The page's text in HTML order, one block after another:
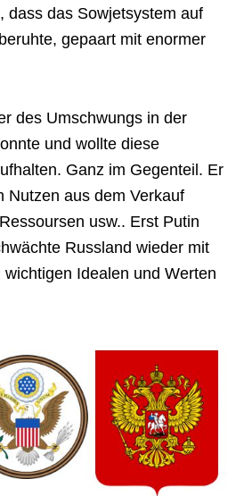
dass das Sowjetsystem auf
gepaart mit enormer
des Umschwungs in der
und wollte diese
Ganz im Gegenteil. Er
Nutzen aus dem Verkauf
usw.. Erst Putin
Russland wieder mit
Idealen und Werten